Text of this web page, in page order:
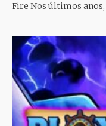
Fire Nos últimos anos,